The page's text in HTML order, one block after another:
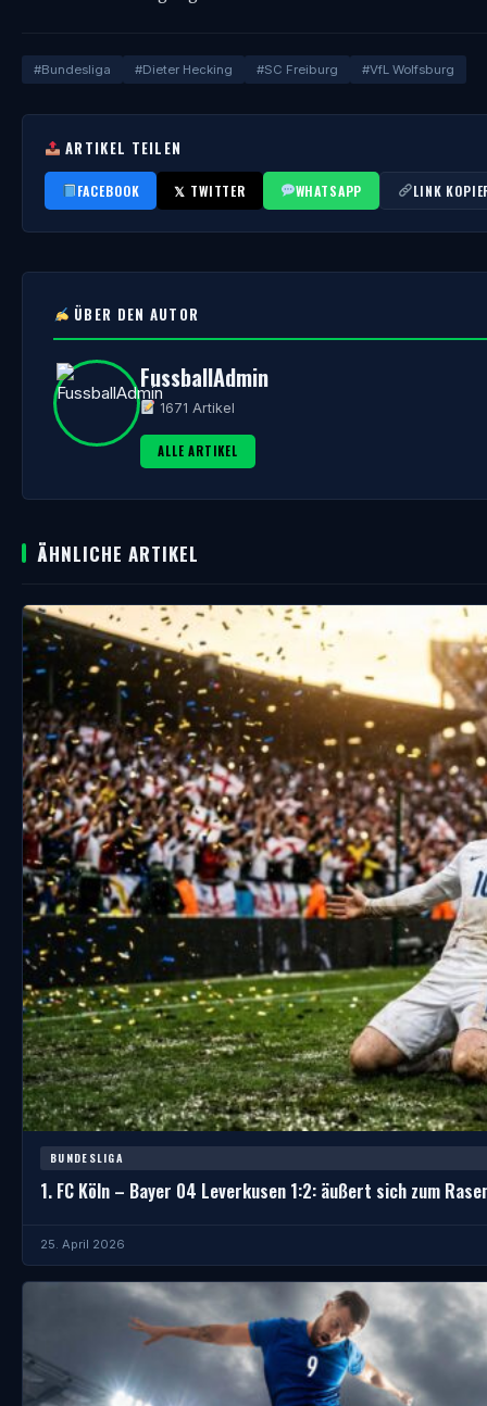
#Bundesliga #Dieter Hecking #SC Freiburg #VfL Wolfsburg
ARTIKEL TEILEN
FACEBOOK 𝕏 TWITTER WHATSAPP LINK
ÜBER DEN AUTOR
FussballAdmin
1671 Artikel
ALLE ARTIKEL
ÄHNLICHE ARTIKEL
BUNDESLIGA
1. FC Köln – Bayer 04 Leverkusen 1:2: äußert sich zum
25. April 2026